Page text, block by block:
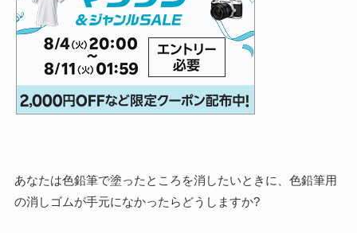
あなたは色鉛筆で塗ったところを消したいときに、色鉛筆用
の消しゴムが手元になかったらどうしますか?